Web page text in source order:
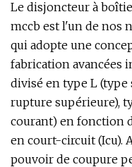
Le disjoncteur à
mccb est l'un de nos
qui adopte une
fabrication avancées
divisé en type L (type
rupture supérieure),
courant) en fonction
en court-circuit (Icu).
pouvoir de coupure